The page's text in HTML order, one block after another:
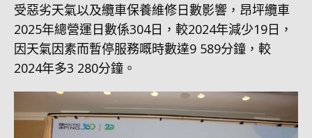
受惡劣天氣以及纜車保養維修日數影響，昂坪纜車
2025年總營運日數係304日，較2024年減少19日，
因天氣因素而暫停服務嘅時數達9 589分鐘，較
2024年多3 280分鐘。